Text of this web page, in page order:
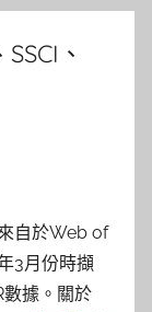
、
自於Web of
3月份時擷
據。關於